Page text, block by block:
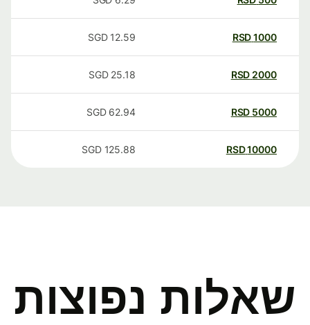
1000
RSD
12.59
SGD
2000
RSD
25.18
SGD
5000
RSD
62.94
SGD
10000
RSD
125.88
SGD
שאלות נפוצות